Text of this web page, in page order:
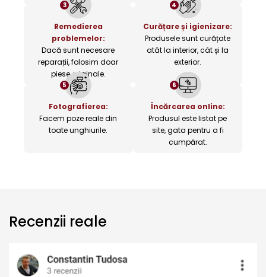
3
Remedierea
problemelor:
Dacă sunt necesare
reparații, folosim doar
piese originale.
4
Curățare și igienizare:
Produsele sunt curățate
atât la interior, cât și la
exterior.
5
Fotografierea:
Facem poze reale din
toate unghiurile.
6
Încărcarea online:
Produsul este listat pe
site, gata pentru a fi
cumpărat.
Recenzii reale